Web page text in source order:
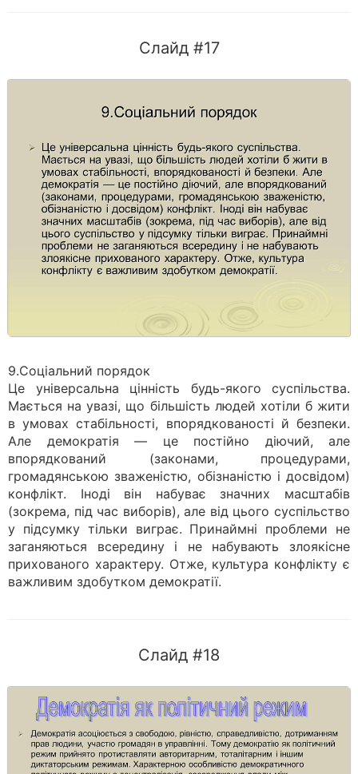
Слайд #17
9.Соціальний порядок
Це універсальна цінність будь-якого суспільства.
Мається на увазі, що більшість людей хотіли б жити
в умовах стабільності, впорядкованості й безпеки.
Але демократія — це постійно діючий, але
впорядкований (законами, процедурами,
громадянською зваженістю, обізнаністю і досвідом)
конфлікт. Іноді він набуває значних масштабів
(зокрема, під час виборів), але від цього суспільство
у підсумку тільки виграє. Принаймні проблеми не
заганяються всередину і не набувають злоякісне
прихованого характеру. Отже, культура конфлікту є
важливим здобутком демократії.
Слайд #18